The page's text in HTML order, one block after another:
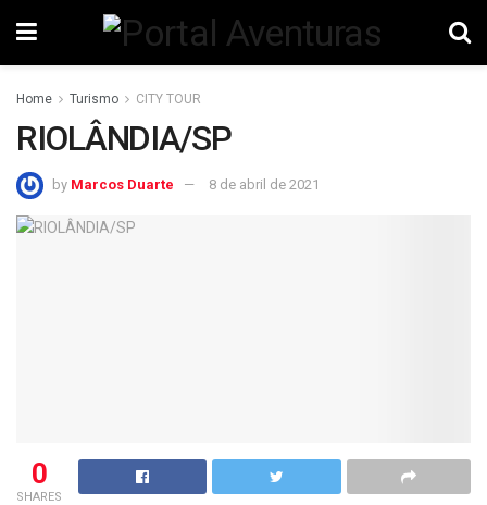
Home Turismo CITY TOUR
RIOLÂNDIA/SP
by Marcos Duarte 8 de abril de 2021
0
SHARES